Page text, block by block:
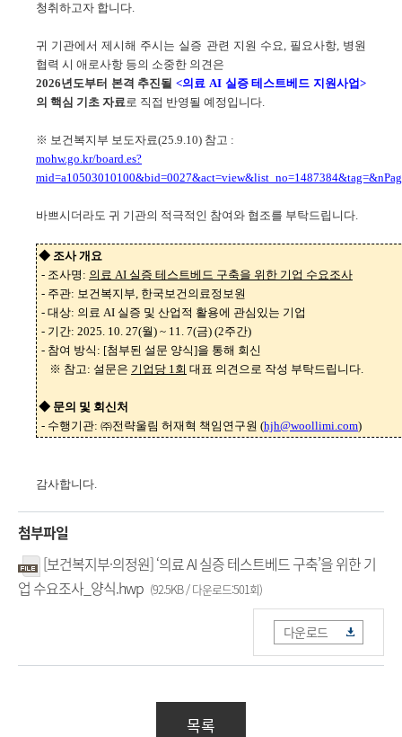
청취하고자 합니다.
귀 기관에서 제시해 주시는 실증 관련 지원 수요, 필요사항, 병원
협력 시 애로사항 등의 소중한 의견은
2026년도부터 본격 추진될<의료 AI 실증 테스트베드 지원사업>
의 핵심 기초 자료로 직접 반영될 예정입니다.
※ 보건복지부 보도자료(25.9.10) 참고 :
mohw.go.kr/board.es?
바쁘시더라도 귀 기관의 적극적인 참여와 협조를 부탁드립니다.
◆ 조사 개요
- 조사명 : 의료 AI 실증 테스트베드 구축을 위한 기업 수요조사
- 주관: 보건복지부, 한국보건의료정보원
- 대상: 의료 AI 실증 및 산업적 활용에 관심있는 기업
- 기간: 2025. 10. 27(월) ~ 11. 7(금) (2주간)
- 참여 방식 : [첨부된 설문 양식]을 통해 회신
※ 참고: 설문은 기업당 1회 대표 의견으로 작성 부탁드립니다.
◆ 문의 및 회신처
- 수행기관: ㈜전략울림 허재혁 책임연구원 (hjh@woollimi.com)
감사합니다.
첨부파일
[보건복지부·의정원] ‘의료 AI 실증 테스트베드 구축’을 위한 기
업 수요조사_양식.hwp (92.5KB / 다운로드:501회)
다운로드
목록